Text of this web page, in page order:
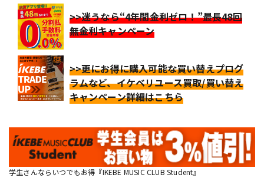
>>迷うなら“4年間金利ゼロ！”最長48回
無金利キャンペーン
>>更にお得に購入可能な買い替えプログ
ラムなど、イケベリユース買取/買い替え
キャンペーン詳細はこちら
学生さんならいつでもお得『IKEBE MUSIC CLUB Student』